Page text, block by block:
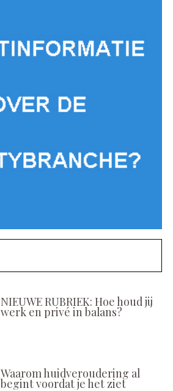
NIEUWE RUBRIEK: Hoe houd jij
werk en privé in balans?
Waarom huidveroudering al
begint voordat je het ziet